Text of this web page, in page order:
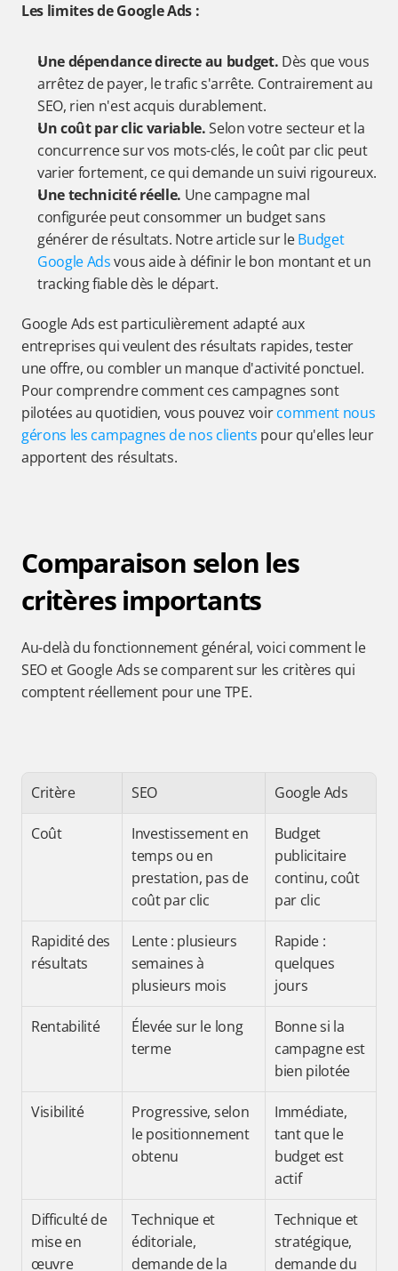
Les limites de Google Ads :
Une dépendance directe au budget. Dès que vous
arrêtez de payer, le trafic s'arrête. Contrairement au
SEO, rien n'est acquis durablement.
Un coût par clic variable. Selon votre secteur et la
concurrence sur vos mots-clés, le coût par clic peut
varier fortement, ce qui demande un suivi rigoureux.
Une technicité réelle. Une campagne mal
configurée peut consommer un budget sans
générer de résultats. Notre article sur le Budget
Google Ads vous aide à définir le bon montant et un
tracking fiable dès le départ.
Google Ads est particulièrement adapté aux
entreprises qui veulent des résultats rapides, tester
une offre, ou combler un manque d'activité ponctuel.
Pour comprendre comment ces campagnes sont
pilotées au quotidien, vous pouvez voir comment nous
gérons les campagnes de nos clients pour qu'elles leur
apportent des résultats.
Comparaison selon les
critères importants
Au-delà du fonctionnement général, voici comment le
SEO et Google Ads se comparent sur les critères qui
comptent réellement pour une TPE.
Critère SEO Google Ads
Coût
Investissement en
temps ou en
prestation, pas de
coût par clic
Budget
publicitaire
continu, coût
par clic
Rapidité des
résultats
Lente : plusieurs
semaines à
plusieurs mois
Rapide :
quelques
jours
Rentabilité
Élevée sur le long
terme
Bonne si la
campagne est
bien pilotée
Visibilité
Progressive, selon
le positionnement
obtenu
Immédiate,
tant que le
budget est
actif
Difficulté de
mise en
œuvre
Technique et
éditoriale,
demande de la
Technique et
stratégique,
demande du